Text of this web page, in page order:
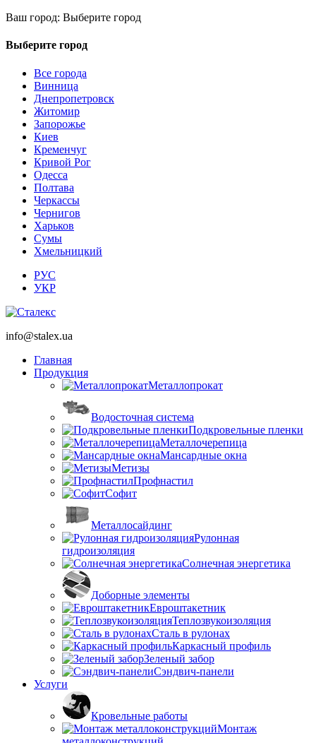
Ваш город: Выберите город
Выберите город
Все города
Винница
Днепропетровск
Житомир
Запорожье
Киев
Кременчуг
Кривой Рог
Одесса
Полтава
Черкассы
Чернигов
Харьков
Сумы
Хмельницкий
РУС
УКР
info@stalex.ua
Главная
Продукция
Металлопрокат
Водосточная система
Подкровельные пленки
Металлочерепица
Мансардные окна
Метизы
Профнастил
Софит
Металлосайдинг
Рулонная
гидроизоляция
Солнечная энергетика
Доборные элементы
Евроштакетник
Теплозвукоизоляция
Сталь в рулонах
Каркасный профиль
Зеленый забор
Сэндвич-панели
Услуги
Кровельные работы
Монтаж